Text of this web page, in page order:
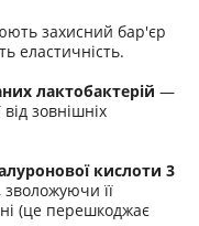
захисний бар'єр
еластичність.
лактобактерій —
зовнішніх
кислоти 3
її
(це перешкоджає